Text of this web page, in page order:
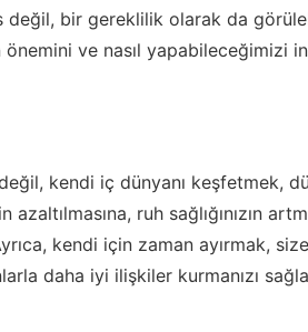
değil, bir gereklilik olarak da
ve nasıl yapabileceğimizi
kendi iç dünyanı keşfetmek,
ruh sağlığınızın
kendi için zaman ayırmak,
daha iyi ilişkiler kurmanızı